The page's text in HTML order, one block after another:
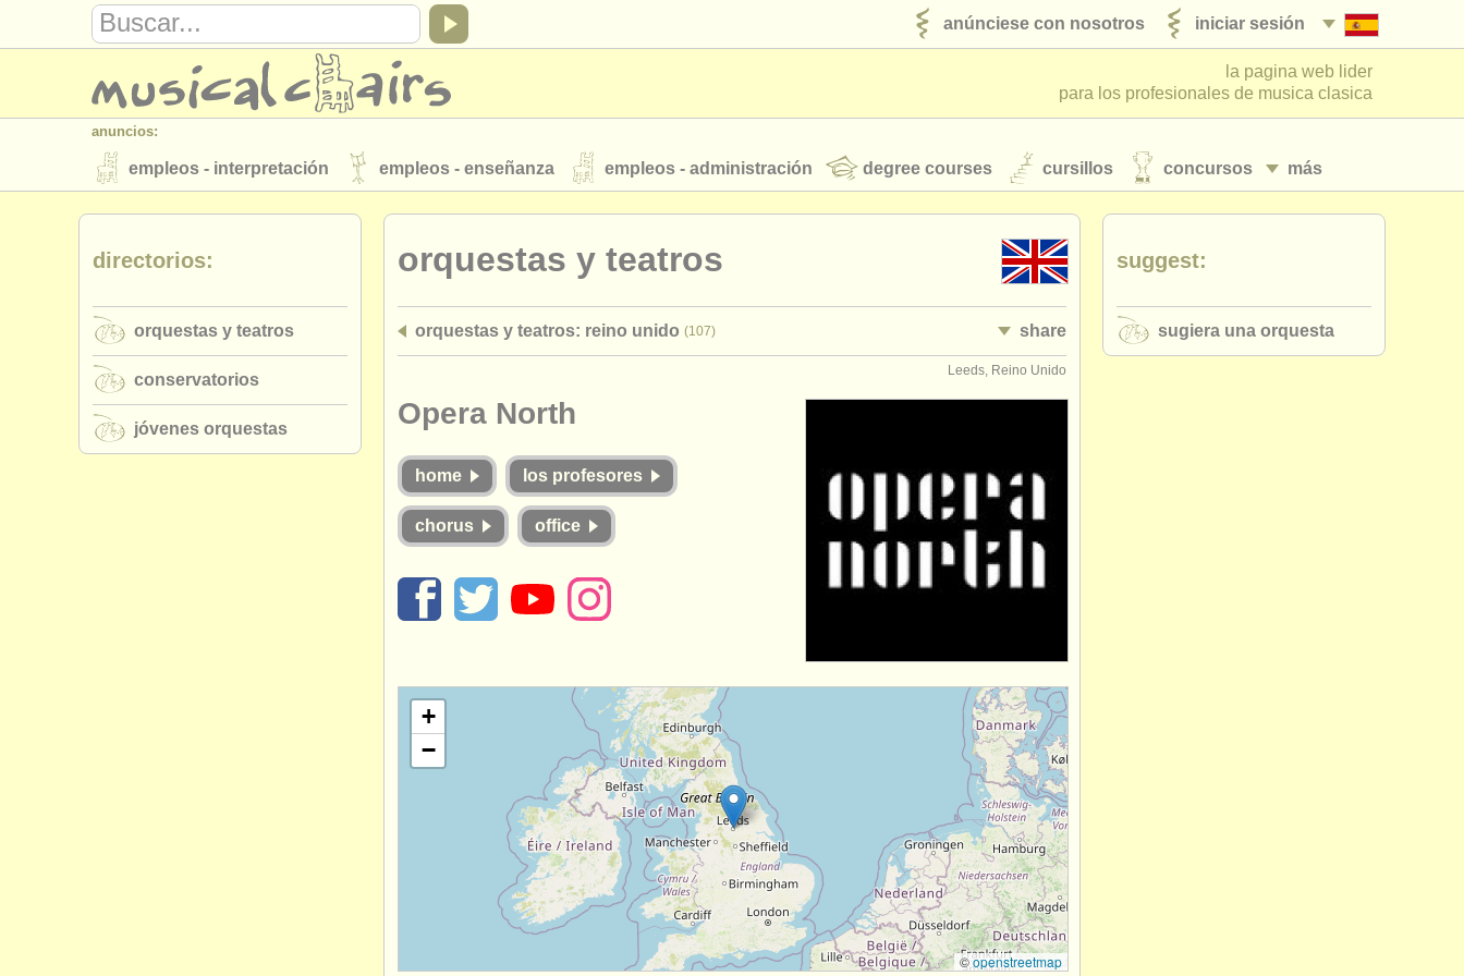
iniciar sesión
anúnciese con nosotros
la pagina web lider
para los profesionales de musica clasica
anuncios:
más
empleos - interpretación empleos - enseñanza empleos - administración degree courses cursillos concursos
instrumentos en venta instrumentos robados
directorios:
musicalchairs:
editor:
anúnciese con nosotros
orquestas y teatros
orquestas y teatros: reino unido (107) share
Leeds, Reino Unido
Opera North
home los profesores
chorus office
+
−
©openstreetmap
directorios:
orquestas y teatros
conservatorios
jóvenes orquestas
suggest:
sugiera una orquesta